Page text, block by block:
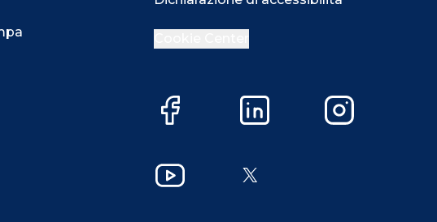
Facebook LinkedIn Instagram
YouTube X
Accetta Più opzioni